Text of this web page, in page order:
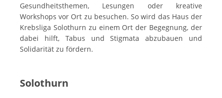
Gesundheitsthemen, Lesungen oder kreative
Workshops vor Ort zu besuchen. So wird das Haus der
Krebsliga Solothurn zu einem Ort der Begegnung, der
dabei hilft, Tabus und Stigmata abzubauen und
Solidarität zu fördern.
Solothurn